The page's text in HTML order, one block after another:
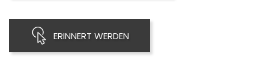
ERINNERT WERDEN